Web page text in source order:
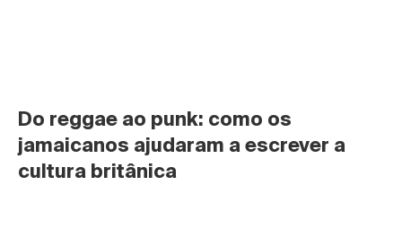
Do reggae ao punk: como os
jamaicanos ajudaram a escrever a
cultura britânica